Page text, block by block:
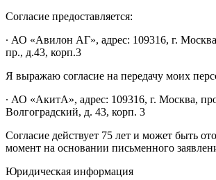
Согласие предоставляется:
∙ АО «Авилон АГ», адрес: 109316, г.
пр., д.43, корп.3
Я выражаю согласие на передачу моих
∙ АО «АкитА», адрес: 109316, г. Москва,
Волгоградский, д. 43, корп. 3
Согласие действует 75 лет и может быть
момент на основании письменного
Юридическая информация